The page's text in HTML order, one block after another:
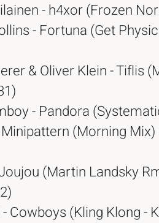
- h4xor (Frozen
- Fortuna (Get
& Oliver Klein - Tiflis
- Pandora
(Morning
(Martin Landsky
Cowboys (Kling Klong -